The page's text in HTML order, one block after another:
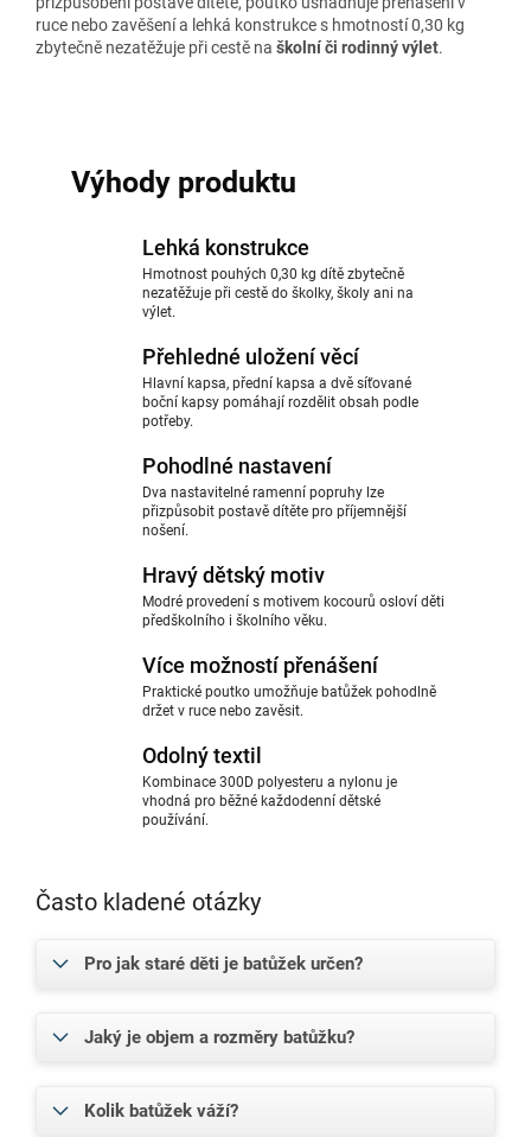
ruce nebo zavěšení a lehká konstrukce s hmotností 0,30 kg
zbytečně nezatěžuje při cestě na školní či rodinný výlet.
Výhody produktu
Lehká konstrukce
Hmotnost pouhých 0,30 kg dítě zbytečně
nezatěžuje při cestě do školky, školy ani na
výlet.
Přehledné uložení věcí
Hlavní kapsa, přední kapsa a dvě síťované
boční kapsy pomáhají rozdělit obsah podle
potřeby.
Pohodlné nastavení
Dva nastavitelné ramenní popruhy lze
přizpůsobit postavě dítěte pro příjemnější
nošení.
Hravý dětský motiv
Modré provedení s motivem kocourů osloví děti
předškolního i školního věku.
Více možností přenášení
Praktické poutko umožňuje batůžek pohodlně
držet v ruce nebo zavěsit.
Odolný textil
Kombinace 300D polyesteru a nylonu je
vhodná pro běžné každodenní dětské
používání.
Často kladené otázky
Pro jak staré děti je batůžek určen?
Jaký je objem a rozměry batůžku?
Kolik batůžek váží?